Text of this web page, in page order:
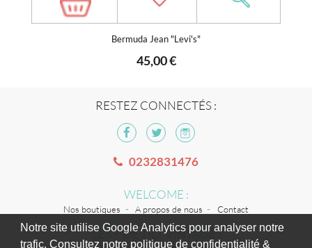
Notre site utilise Google Analytics pour analyser notre
trafic. Consultez notre politique de confidentialité &
Bermuda Jean "Levi's"
45,00 €
RESTEZ CONNECTÉS :
0232831476
WELCOME :
Nos boutiques A propos de nous Contact
LES + DE TILT VINTAGE :